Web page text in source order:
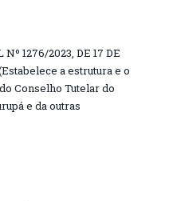
1276/2023, DE 17 DE
a estrutura e o
Conselho Tutelar do
e da outras